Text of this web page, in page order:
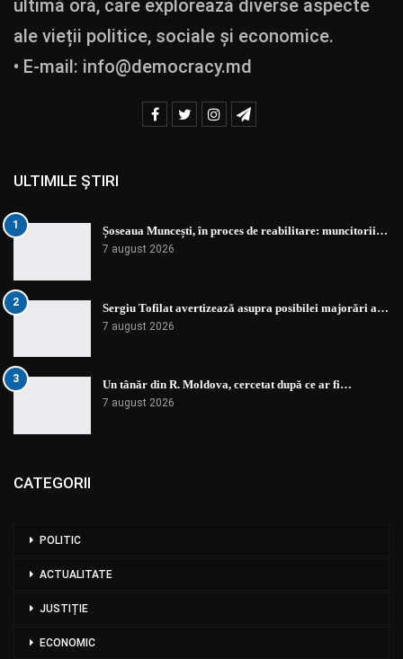
ultimă oră, care explorează diverse aspecte
ale vieții politice, sociale și economice.
• E-mail: info@democracy.md
ULTIMILE ȘTIRI
1 Șoseaua Muncești, în proces de reabilitare: muncitorii…
7 august 2026
2 Sergiu Tofilat avertizează asupra posibilei majorări a…
7 august 2026
3 Un tânăr din R. Moldova, cercetat după ce ar fi…
7 august 2026
CATEGORII
POLITIC
ACTUALITATE
JUSTIȚIE
ECONOMIC